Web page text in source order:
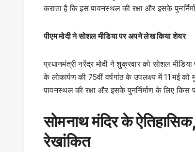
कराता है कि इस पावनस्थल की रक्षा और इसके
पीएम मोदी ने सोशल मीडिया पर अपने लेख किया शेयर
प्रधानमंत्री नरेंद्र मोदी ने शुक्रवार को सोशल
के लोकार्पण की 75वीं वर्षगांठ के उपलक्ष्य में 11 मई
पावनस्थल की रक्षा और इसके पुनर्निर्माण के लिए किस
सोमनाथ मंदिर के
रेखांकित